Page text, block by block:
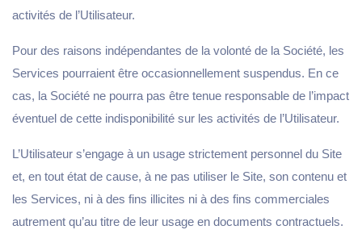
activités de l’Utilisateur.
Pour des raisons indépendantes de la volonté de la Société, les
Services pourraient être occasionnellement suspendus. En ce
cas, la Société ne pourra pas être tenue responsable de l’impact
éventuel de cette indisponibilité sur les activités de l’Utilisateur.
L’Utilisateur s’engage à un usage strictement personnel du Site
et, en tout état de cause, à ne pas utiliser le Site, son contenu et
les Services, ni à des fins illicites ni à des fins commerciales
autrement qu’au titre de leur usage en documents contractuels.